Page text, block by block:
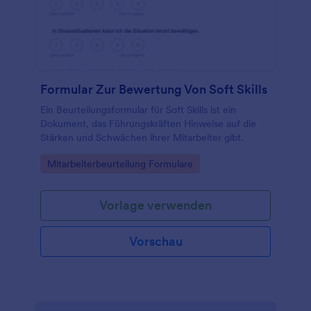
Formular Zur Bewertung Von Soft Skills
Ein Beurteilungsformular für Soft Skills ist ein
Dokument, das Führungskräften Hinweise auf die
Stärken und Schwächen ihrer Mitarbeiter gibt.
Go to Category:
Mitarbeiterbeurteilung Formulare
Vorlage verwenden
Vorschau